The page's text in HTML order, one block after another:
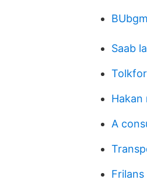
BUbgm
Saab
Hakan
A